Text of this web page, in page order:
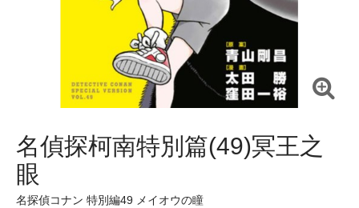
名偵探柯南特別篇(49)冥王之
眼
名探偵コナン 特別編49 メイオウの瞳